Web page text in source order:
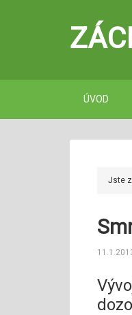
ÚVOD
Jste